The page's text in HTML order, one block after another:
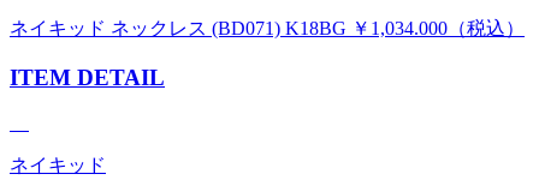
ネイキッド ネックレス (BD071) K18BG ￥1,034.000（税込）
ITEM DETAIL
ネイキッド